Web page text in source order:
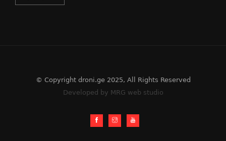
© Copyright droni.ge 2025, All Rights Reserved
Developed by MRG web studio